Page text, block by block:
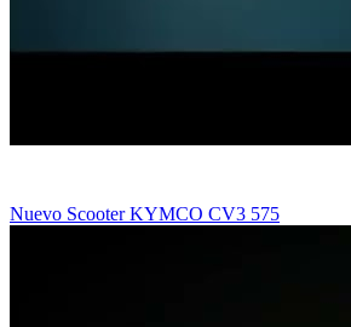
Nuevo Scooter KYMCO CV3 575